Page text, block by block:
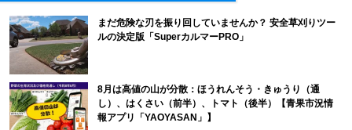
まだ危険な刃を振り回していませんか？ 安全草刈りツー
ルの決定版「SuperカルマーPRO」
8月は高値の山が分散：ほうれんそう・きゅうり（通
し）、はくさい（前半）、トマト（後半）【青果市況情
報アプリ「YAOYASAN」】